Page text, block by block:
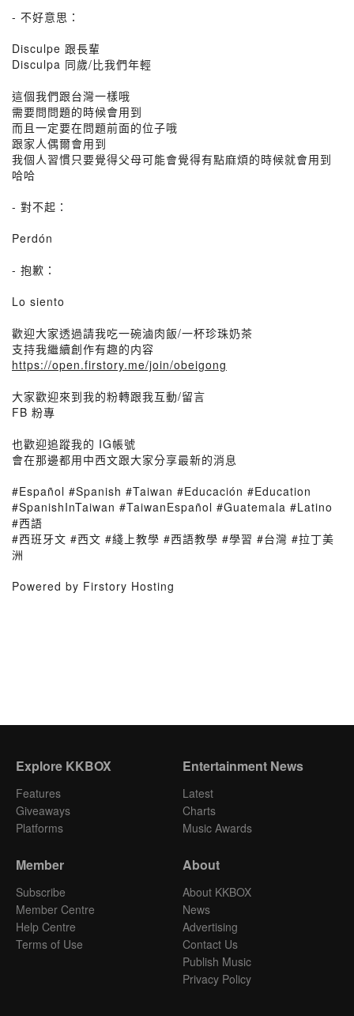
- 不好意思：
Disculpe 跟長輩
Disculpa 同歲/比我們年輕
這個我們跟台灣一樣哦
需要問問題的時候會用到
而且一定要在問題前面的位子哦
跟家人偶爾會用到
我個人習慣只要覺得父母可能會覺得有點麻煩的時候就會用到
哈哈
- 對不起：
Perdón
- 抱歉：
Lo siento
歡迎大家透過請我吃一碗滷肉飯/一杯珍珠奶茶
支持我繼續創作有趣的内容
https://open.firstory.me/join/obeigong
大家歡迎來到我的粉轉跟我互動/留言
FB 粉專
也歡迎追蹤我的 IG帳號
會在那邊都用中西文跟大家分享最新的消息
#Español #Spanish #Taiwan #Educación #Education
#SpanishInTaiwan #TaiwanEspañol #Guatemala #Latino
#西語
#西班牙文 #西文 #綫上教學 #西語教學 #學習 #台灣 #拉丁美
洲
Powered by Firstory Hosting
Explore KKBOX
Features
Giveaways
Platforms
Entertainment News
Latest
Charts
Music Awards
Member
Subscribe
Member Centre
Help Centre
Terms of Use
About
About KKBOX
News
Advertising
Contact Us
Publish Music
Privacy Policy